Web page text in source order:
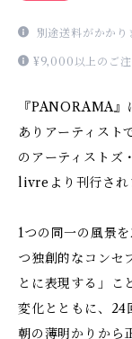
別途送料がかかり
¥9,000以上のご注
『PANORAMA』
ありアーティス
のアーティスト
livreより刊行され
1つの同一の風景
つ独創的なコンセ
とに表現する」こ
変化とともに、24
朝の薄明かりから